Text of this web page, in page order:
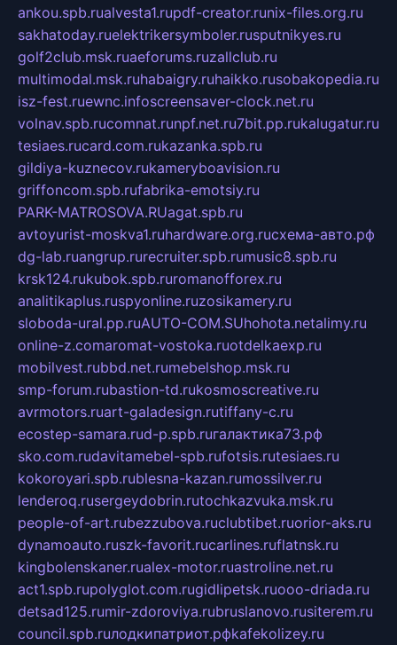
ankou.spb.rualvesta1.rupdf-creator.runix-files.org.ru
sakhatoday.ruelektrikersymboler.rusputnikyes.ru
golf2club.msk.ruaeforums.ruzallclub.ru
multimodal.msk.ruhabaigry.ruhaikko.rusobakopedia.ru
isz-fest.ruewnc.infoscreensaver-clock.net.ru
volnav.spb.rucomnat.runpf.net.ru7bit.pp.rukalugatur.ru
tesiaes.rucard.com.rukazanka.spb.ru
gildiya-kuznecov.rukameryboavision.ru
griffoncom.spb.rufabrika-emotsiy.ru
PARK-MATROSOVA.RUagat.spb.ru
avtoyurist-moskva1.ruhardware.org.ruсхема-авто.рф
dg-lab.ruangrup.rurecruiter.spb.rumusic8.spb.ru
krsk124.rukubok.spb.ruromanofforex.ru
analitikaplus.ruspyonline.ruzosikamery.ru
sloboda-ural.pp.ruAUTO-COM.SUhohota.netalimy.ru
online-z.comaromat-vostoka.ruotdelkaexp.ru
mobilvest.rubbd.net.rumebelshop.msk.ru
smp-forum.rubastion-td.rukosmoscreative.ru
avrmotors.ruart-galadesign.rutiffany-c.ru
ecostep-samara.rud-p.spb.ruгалактика73.рф
sko.com.rudavitamebel-spb.rufotsis.rutesiaes.ru
kokoroyari.spb.rublesna-kazan.rumossilver.ru
lenderoq.rusergeydobrin.rutochkazvuka.msk.ru
people-of-art.rubezzubova.ruclubtibet.ruorior-aks.ru
dynamoauto.ruszk-favorit.rucarlines.ruflatnsk.ru
kingbolenskaner.rualex-motor.ruastroline.net.ru
act1.spb.rupolyglot.com.rugidlipetsk.ruooo-driada.ru
detsad125.rumir-zdoroviya.rubruslanovo.rusiterem.ru
council.spb.ruлодкипатриот.рфkafekolizey.ru